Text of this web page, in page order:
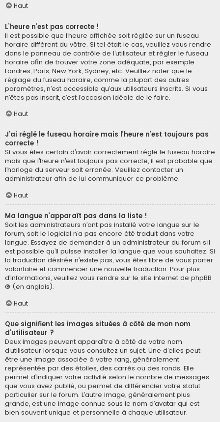
Haut
L’heure n’est pas correcte !
Il est possible que l’heure affichée soit réglée sur un fuseau
horaire différent du vôtre. Si tel était le cas, veuillez vous rendre
dans le panneau de contrôle de l’utilisateur et régler le fuseau
horaire afin de trouver votre zone adéquate, par exemple
Londres, Paris, New York, Sydney, etc. Veuillez noter que le
réglage du fuseau horaire, comme la plupart des autres
paramètres, n’est accessible qu’aux utilisateurs inscrits. Si vous
n’êtes pas inscrit, c’est l’occasion idéale de le faire.
Haut
J’ai réglé le fuseau horaire mais l’heure n’est toujours pas
correcte !
Si vous êtes certain d’avoir correctement réglé le fuseau horaire
mais que l’heure n’est toujours pas correcte, il est probable que
l’horloge du serveur soit erronée. Veuillez contacter un
administrateur afin de lui communiquer ce problème.
Haut
Ma langue n’apparaît pas dans la liste !
Soit les administrateurs n’ont pas installé votre langue sur le
forum, soit le logiciel n’a pas encore été traduit dans votre
langue. Essayez de demander à un administrateur du forum s’il
est possible qu’il puisse installer la langue que vous souhaitez. Si
la traduction désirée n’existe pas, vous êtes libre de vous porter
volontaire et commencer une nouvelle traduction. Pour plus
d’informations, veuillez vous rendre sur le site internet de phpBB
® (en anglais).
Haut
Que signifient les images situées à côté de mon nom
d’utilisateur ?
Deux images peuvent apparaître à côté de votre nom
d’utilisateur lorsque vous consultez un sujet. Une d’elles peut
être une image associée à votre rang, généralement
représentée par des étoiles, des carrés ou des ronds. Elle
permet d’indiquer votre activité selon le nombre de messages
que vous avez publié, ou permet de différencier votre statut
particulier sur le forum. L’autre image, généralement plus
grande, est une image connue sous le nom d’avatar qui est
bien souvent unique et personnelle à chaque utilisateur.